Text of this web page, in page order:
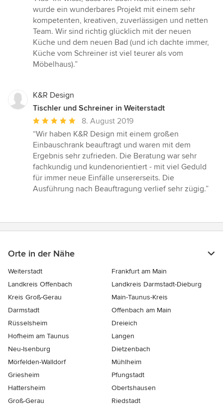
5
von
5
Sternen
wurde ein wunderbares Projekt mit einem sehr
kompetenten, kreativen, zuverlässigen und netten
Team. Wir sind richtig glücklich mit der neuen
Küche und dem neuen Bad (und ich dachte immer,
Küche vom Schreiner ist viel teurer als vom
Möbelhaus).”
K&R Design
Tischler und Schreiner in Weiterstadt
Durchschnittliche
Bewertung:
5
von
5
Sternen
8. August 2019
“Wir haben K&R Design mit einem großen
Einbauschrank beauftragt und waren mit dem
Ergebnis sehr zufrieden. Die Beratung war sehr
fachkundig und kundenorientiert - mit viel Geduld
für immer neue Einfälle unsererseits. Die
Ausführung nach Beauftragung verlief sehr zügig.”
Orte in der Nähe
Weiterstadt
Frankfurt am Main
Landkreis Offenbach
Landkreis Darmstadt-Dieburg
Kreis Groß-Gerau
Main-Taunus-Kreis
Darmstadt
Offenbach am Main
Rüsselsheim
Dreieich
Hofheim am Taunus
Langen
Neu-Isenburg
Dietzenbach
Mörfelden-Walldorf
Mühlheim
Griesheim
Pfungstadt
Hattersheim
Obertshausen
Groß-Gerau
Riedstadt